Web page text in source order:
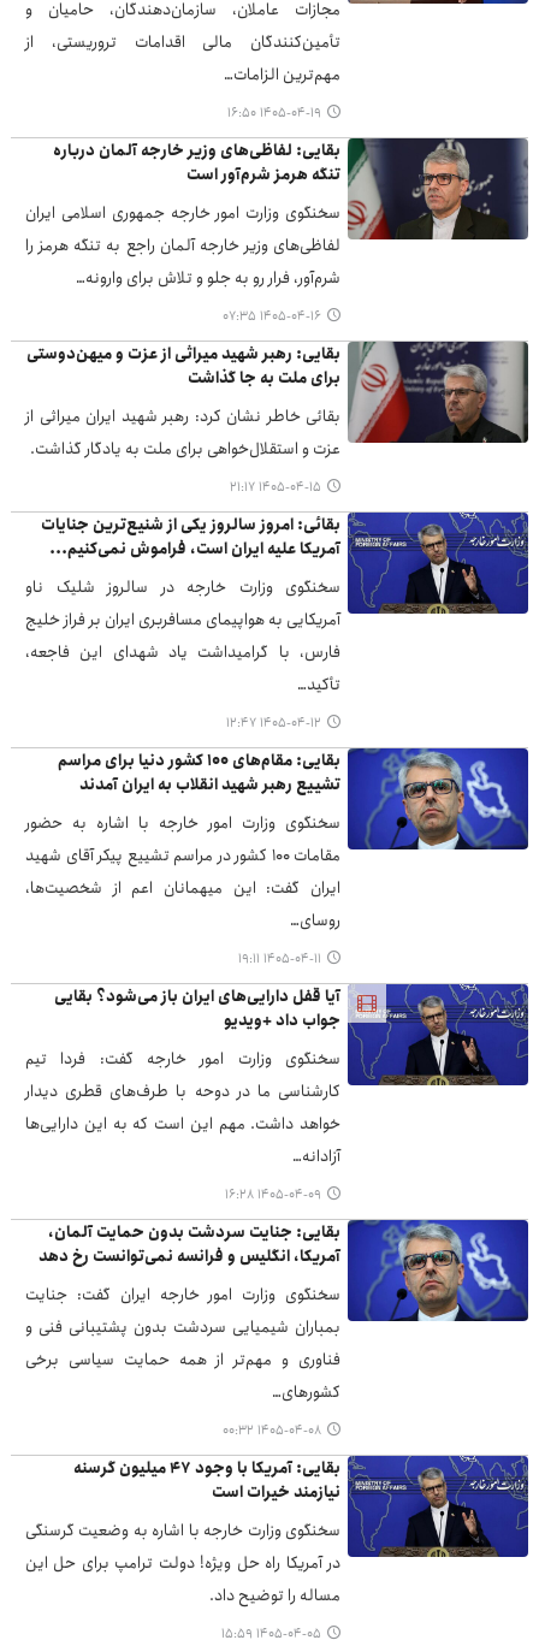
مجازات عاملان، سازمان‌دهندگان، حامیان و
تأمین‌کنندگان مالی اقدامات تروریستی، از
مهم‌ترین الزامات…
۱۴۰۵-۰۴-۱۹ ۱۶:۵۰
بقایی: لفاظی‌های وزیر خارجه آلمان درباره
تنگه هرمز شرم‌آور است
سخنگوی وزارت امور خارجه جمهوری اسلامی ایران
لفاظی‌های وزیر خارجه آلمان راجع به تنگه هرمز را
شرم‌آور، فرار رو به جلو و تلاش برای وارونه…
۱۴۰۵-۰۴-۱۶ ۰۷:۳۵
بقایی: رهبر شهید میراثی از عزت و میهن‌دوستی
برای ملت به جا گذاشت
بقائی خاطر نشان کرد: رهبر شهید ایران میراثی از
عزت و استقلال‌خواهی برای ملت به یادگار گذاشت.
۱۴۰۵-۰۴-۱۵ ۲۱:۱۷
بقائی: امروز سالروز یکی از شنیع‌ترین جنایات
آمریکا علیه ایران است، فراموش نمی‌کنیم...
سخنگوی وزارت خارجه در سالروز شلیک ناو
آمریکایی به هواپیمای مسافربری ایران بر فراز خلیج
فارس، با گرامیداشت یاد شهدای این فاجعه،
تأکید…
۱۴۰۵-۰۴-۱۲ ۱۲:۴۷
بقایی: مقام‌های ۱۰۰ کشور دنیا برای مراسم
تشییع رهبر شهید انقلاب به ایران آمدند
سخنگوی وزارت امور خارجه با اشاره به حضور
مقامات ۱۰۰ کشور در مراسم تشییع پیکر آقای شهید
ایران گفت: این میهمانان اعم از شخصیت‌ها،
روسای…
۱۴۰۵-۰۴-۱۱ ۱۹:۱۱
آیا قفل دارایی‌های ایران باز می‌شود؟ بقایی
جواب داد +ویدیو
سخنگوی وزارت امور خارجه گفت: فردا تیم
کارشناسی ما در دوحه با طرف‌های قطری دیدار
خواهد داشت. مهم این است که به این دارایی‌ها
آزادانه…
۱۴۰۵-۰۴-۰۹ ۱۶:۲۸
بقایی: جنایت سردشت بدون حمایت آلمان،
آمریکا، انگلیس و فرانسه نمی‌توانست رخ دهد
سخنگوی وزارت امور خارجه ایران گفت: جنایت
بمباران شیمیایی سردشت بدون پشتیبانی فنی و
فناوری و مهم‌تر از همه حمایت سیاسی برخی
کشورهای…
۱۴۰۵-۰۴-۰۸ ۰۰:۳۲
بقایی: آمریکا با وجود ۴۷ میلیون گرسنه
نیازمند خیرات است
سخنگوی وزارت خارجه با اشاره به وضعیت گرسنگی
در آمریکا راه حل ویژه! دولت ترامپ برای حل این
مساله را توضیح داد.
۱۴۰۵-۰۴-۰۵ ۱۵:۵۹